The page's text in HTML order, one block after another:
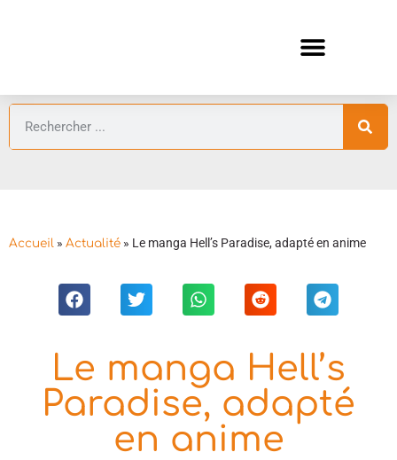
Accueil » Actualité » Le manga Hell’s Paradise, adapté en anime
Le manga Hell’s
Paradise, adapté
en anime